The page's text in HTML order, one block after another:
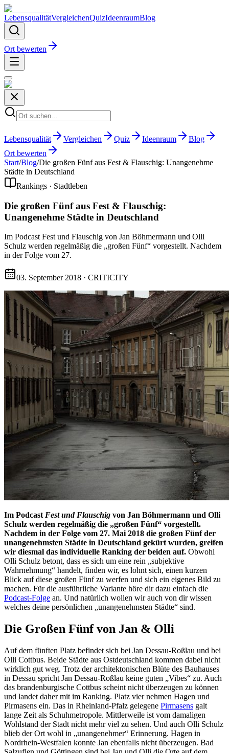
LebensqualitätVergleichenQuizIdeenraumBlog
Ort bewerten
Lebensqualität Vergleichen Quiz Ideenraum
Blog
Ort bewerten
Start/Blog/Die großen Fünf aus Fest & Flauschig: Unangenehme
Städte in Deutschland
Rankings · Stadtleben
Die großen Fünf aus Fest & Flauschig:
Unangenehme Städte in Deutschland
Im Podcast Fest und Flauschig von Jan Böhmermann und Olli
Schulz werden regelmäßig die „großen Fünf“ vorgestellt. Nachdem
in der Folge vom 27.
03. September 2018 · CRITICITY
Im PodcastFest und Flauschig von Jan Böhmermann und Olli
Schulz werden regelmäßig die „großen Fünf“ vorgestellt.
Nachdem in der Folge vom 27. Mai 2018 die großen Fünf der
unangenehmsten Städte in Deutschland gekürt wurden, greifen
wir diesmal das individuelle Ranking der beiden auf. Obwohl
Olli Schulz betont, dass es sich um eine rein „subjektive
Wahrnehmung“ handelt, finden wir, es lohnt sich, einen kurzen
Blick auf diese großen Fünf zu werfen und sich ein eigenes Bild zu
machen. Für die ausführliche Variante höre dir dazu einfach die
Podcast-Folge an. Und natürlich wollen wir auch von dir wissen
welches deine persönlichen „unangenehmsten Städte“ sind.
Die Großen Fünf von Jan & Olli
Auf dem fünften Platz befindet sich bei Jan Dessau-Roßlau und bei
Olli Cottbus. Beide Städte aus Ostdeutschland kommen dabei nicht
wirklich gut weg. Trotz der architektonischen Blüte des Bauhauses
in Dessau spricht Jan Dessau-Roßlau keine guten „Vibes“ zu. Auch
das brandenburgische Cottbus scheint nicht überzeugen zu können
und landet daher mit im Ranking. Platz vier nehmen Hagen und
Pirmasens ein. Das in Rheinland-Pfalz gelegene Pirmasens galt
lange Zeit als Schuhmetropole. Mittlerweile ist vom damaligen
Wohlstand der Stadt nicht mehr viel zu sehen. Und auch Olli Schulz
blieb der Ort wohl in „unangenehmer“ Erinnerung. Hagen in
Nordrhein-Westfalen konnte Jan ebenfalls nicht überzeugen. Bad